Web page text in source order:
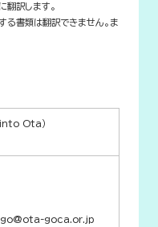
翻訳します。
書類は翻訳できません。ま
Ota）
goca.or.jp